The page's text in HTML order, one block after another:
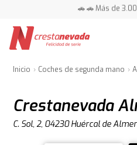
📍 Centros en
📍 Centros en
Inicio Coches de segunda mano
Crestanevada
C. Sol, 2, 04230 Huércal de